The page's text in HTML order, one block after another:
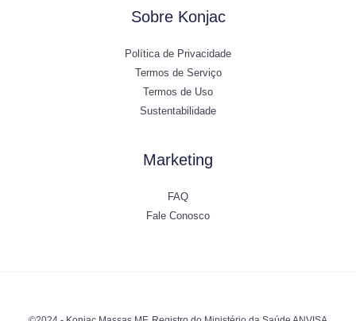
Sobre Konjac
Política de Privacidade
Termos de Serviço
Termos de Uso
Sustentabilidade
Marketing
FAQ
Fale Conosco